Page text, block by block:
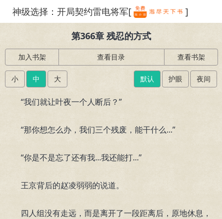
神级选择：开局契约雷电将军[ ]
第366章 残忍的方式
加入书架 查看目录 查看书架
小 中 大 默认 护眼 夜间
“我们就让叶夜一个人断后？”
“那你想怎么办，我们三个残废，能干什么...”
“你是不是忘了还有我...我还能打...”
王京背后的赵凌弱弱的说道。
四人组没有走远，而是离开了一段距离后，原地休息，